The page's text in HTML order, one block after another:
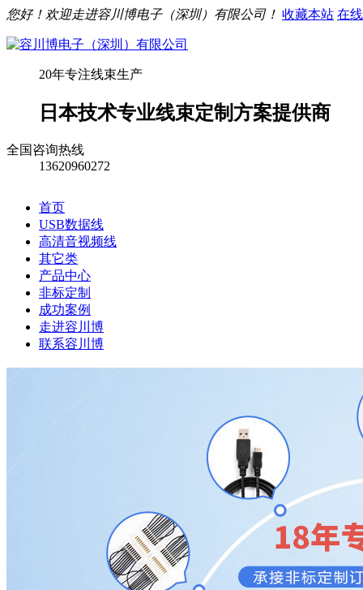
您好！欢迎走进容川博电子（深圳）有限公司！ 收藏本站 在
20年专注线束生产
日本技术专业线束定制方案提供商
全国咨询热线
13620960272
首页
USB数据线
高清音视频线
其它类
产品中心
非标定制
成功案例
走进容川博
联系容川博